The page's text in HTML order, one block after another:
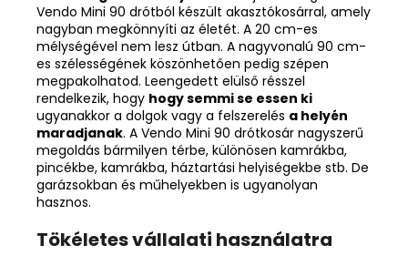
Vendo Mini 90 drótból készült akasztókosárral, amely
nagyban megkönnyíti az életét. A 20 cm-es
mélységével nem lesz útban. A nagyvonalú 90 cm-
es szélességének köszönhetően pedig szépen
megpakolhatod. Leengedett elülső résszel
rendelkezik, hogy hogy semmi se essen ki
ugyanakkor a dolgok vagy a felszerelés a helyén
maradjanak. A Vendo Mini 90 drótkosár nagyszerű
megoldás bármilyen térbe, különösen kamrákba,
pincékbe, kamrákba, háztartási helyiségekbe stb. De
garázsokban és műhelyekben is ugyanolyan
hasznos.
Tökéletes vállalati használatra